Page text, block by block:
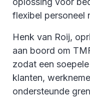
flexibel personeel
Henk van Roij,
aan boord om
zodat een
klanten,
ondersteunde